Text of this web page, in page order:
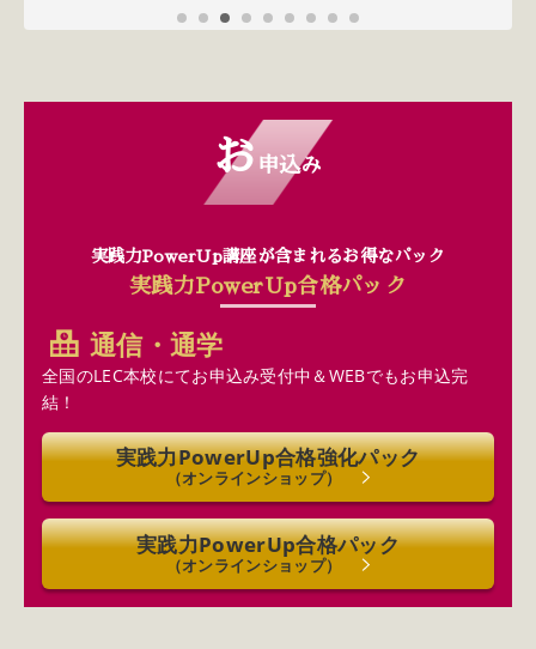
お 申込み
実践力PowerUp講座が含まれるお得なパック
実践力PowerUp合格パック
通信・通学
全国のLEC本校にてお申込み受付中＆WEBでもお申込完
結！
実践力PowerUp合格強化パック
（オンラインショップ）
実践力PowerUp合格パック
（オンラインショップ）